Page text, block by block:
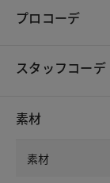
プロコーデ
スタッフコーデ
素材
素材